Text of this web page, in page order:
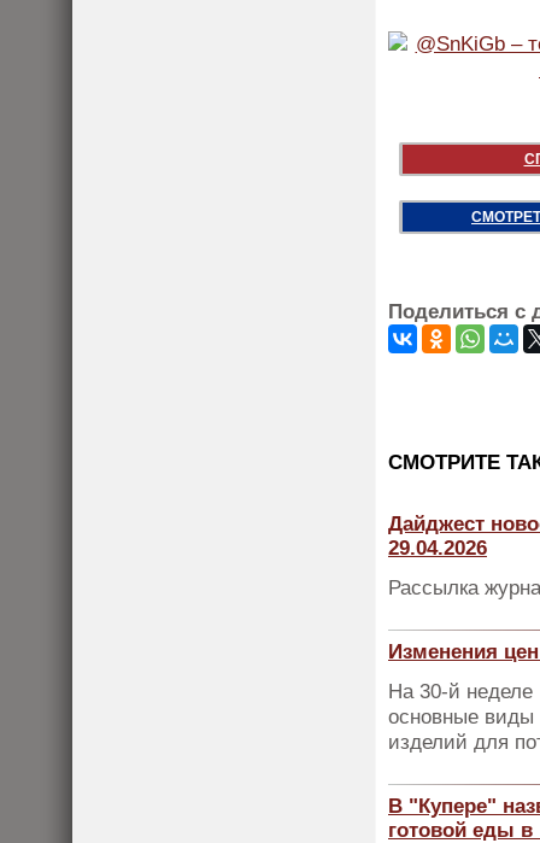
Поделиться с
CМОТРИТЕ
Дайджест
29.04.2026
Рассылка
Изменения
На 30-й
основные виды
изделий для
В "Купере"
готовой еды в